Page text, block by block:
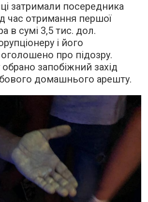
затримали посередника
час отримання першої
в сумі 3,5 тис. дол.
і його
про підозру.
запобіжний захід
домашнього арешту.